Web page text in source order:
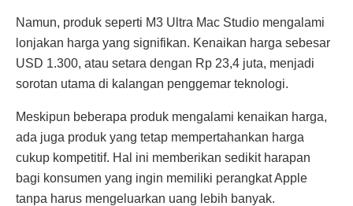
Namun, produk seperti M3 Ultra Mac Studio mengalami
lonjakan harga yang signifikan. Kenaikan harga sebesar
USD 1.300, atau setara dengan Rp 23,4 juta, menjadi
sorotan utama di kalangan penggemar teknologi.
Meskipun beberapa produk mengalami kenaikan harga,
ada juga produk yang tetap mempertahankan harga
cukup kompetitif. Hal ini memberikan sedikit harapan
bagi konsumen yang ingin memiliki perangkat Apple
tanpa harus mengeluarkan uang lebih banyak.